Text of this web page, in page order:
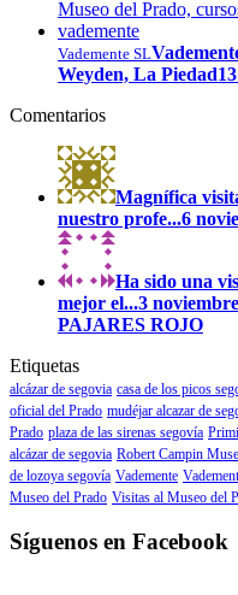
Vademente SL
Weyden, La Piedad
Comentarios
Magnífica
nuestro profe...6
Ha sido una
mejor el...3
PAJARES ROJO
Etiquetas
alcázar de segovia casa de los picos
oficial del Prado mudéjar alcazar de
Prado plaza de las sirenas segovía
alcázar de segovia Robert Campin
de lozoya segovía Vademente
Museo del Prado Visitas al Museo del
Síguenos en Facebook